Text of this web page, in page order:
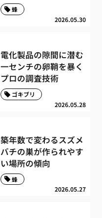
2026.05.30
蜂
電化製品の隙間に潜む
一センチの卵鞘を暴く
プロの調査技術
2026.05.28
ゴキブリ
築年数で変わるスズメ
バチの巣が作られやす
い場所の傾向
2026.05.27
蜂